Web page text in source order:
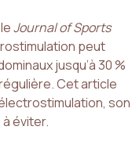
Journal of Sports
peut
jusqu’à 30 %
Cet article
son
éviter.